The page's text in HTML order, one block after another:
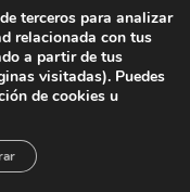
terceros para analizar
relacionada con tus
a partir de tus
visitadas). Puedes
de cookies u